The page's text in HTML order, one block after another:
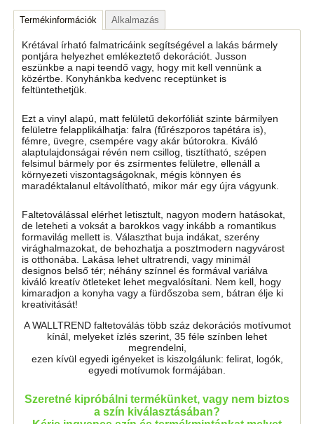
Termékinformációk Alkalmazás
Krétával írható falmatricáink segítségével a lakás bármely
pontjára helyezhet emlékeztető dekorációt. Jusson
eszünkbe a napi teendő vagy, hogy mit kell vennünk a
közértbe. Konyhánkba kedvenc receptünket is
feltüntethetjük.
Ezt a vinyl alapú, matt felületű dekorfóliát szinte bármilyen
felületre felapplikálhatja: falra (fűrészporos tapétára is),
fémre, üvegre, csempére vagy akár bútorokra. Kiváló
alaptulajdonságai révén nem csillog, tisztítható, szépen
felsimul bármely por és zsírmentes felületre, ellenáll a
környezeti viszontagságoknak, mégis könnyen és
maradéktalanul eltávolítható, mikor már egy újra vágyunk.
Faltetoválással elérhet letisztult, nagyon modern hatásokat,
de leteheti a voksát a barokkos vagy inkább a romantikus
formavilág mellett is. Választhat buja indákat, szerény
virághalmazokat, de behozhatja a posztmodern nagyvárost
is otthonába. Lakása lehet ultratrendi, vagy minimál
designos belső tér; néhány színnel és formával variálva
kiváló kreatív ötleteket lehet megvalósítani. Nem kell, hogy
kimaradjon a konyha vagy a fürdőszoba sem, bátran élje ki
kreativitását!
A WALLTREND faltetoválás több száz dekorációs motívumot
kínál, melyeket ízlés szerint, 35 féle színben lehet
megrendelni,
ezen kívül egyedi igényeket is kiszolgálunk: felirat, logók,
egyedi motívumok formájában.
Szeretné kipróbálni termékünket, vagy nem biztos
a szín kiválasztásában?